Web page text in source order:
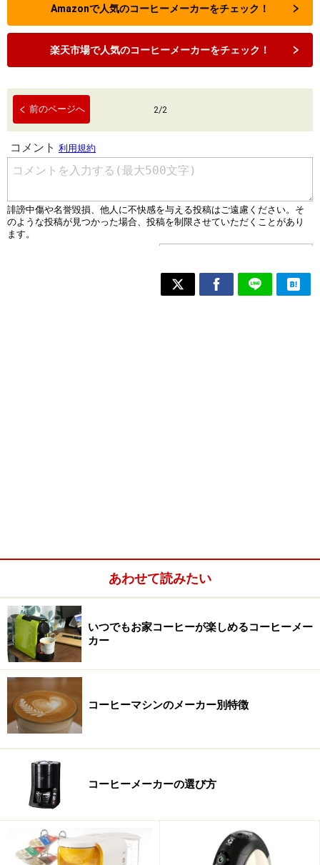
Amazonで人気のコーヒーメーカーをチェック！
楽天市場で人気のコーヒーメーカーをチェック！
前のページへ 2/2
あわせて読みたい
いつでもお家コーヒーが楽しめるコーヒーメー
カー
コーヒーマシンのメーカー別特徴
コーヒーメーカーの選び方